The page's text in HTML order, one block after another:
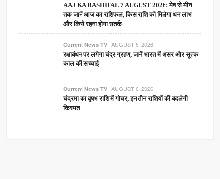
AAJ KA RASHIFAL 7 AUGUST 2026: मेष से मीन
तक जानें आज का राशिफल, किस राशि को मिलेगा धन लाभ
और किसे रहना होगा सतर्क
Current News TV AUGUST 6, 2026
रक्षाबंधन पर लगेगा चंद्र ग्रहण, जानें भारत में असर और सूतक
काल की सच्चाई
Current News TV AUGUST 6, 2026
चंद्रमा का वृषभ राशि में गोचर, इन तीन राशियों की बदलेगी
किस्मत